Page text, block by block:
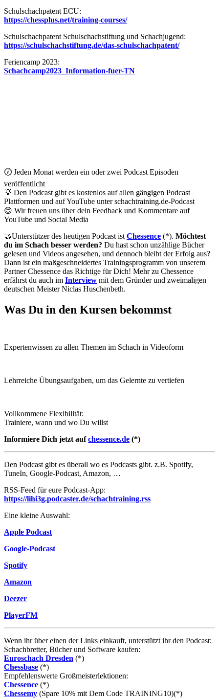
Schulschachpatent ECU:
https://chessplus.net/training-courses/
Schulschachpatent Schulschachstiftung und Schachjugend:
https://schulschachstiftung.de/das-schulschachpatent/
Feriencamp 2023:
Schachcamp2023_Information-fuer-TN
🕖 Jeden Monat werden ein oder zwei Podcast Episoden
veröffentlicht
💡 Den Podcast gibt es kostenlos auf allen gängigen Podcast
Plattformen und auf YouTube unter schachtraining.de-Podcast
😊 Wir freuen uns über dein Feedback und Kommentare auf
YouTube und Social Media
🤝Unterstützer des heutigen Podcast ist Chessence (*). Möchtest
du im Schach besser werden? Du hast schon unzählige Bücher
gelesen und Videos angesehen, und dennoch bleibt der Erfolg aus?
Dann ist ein maßgeschneidertes Trainingsprogramm von unserem
Partner Chessence das Richtige für Dich! Mehr zu Chessence
erfährst du auch im Interview mit dem Gründer und zweimaligen
deutschen Meister Niclas Huschenbeth.
Was Du in den Kursen bekommst
Expertenwissen zu allen Themen im Schach in Videoform
Lehrreiche Übungsaufgaben, um das Gelernte zu vertiefen
Vollkommene Flexibilität:
Trainiere, wann und wo Du willst
Informiere Dich jetzt aufchessence.de (*)
Den Podcast gibt es überall wo es Podcasts gibt. z.B. Spotify,
TuneIn, Google-Podcast, Amazon, …
RSS-Feed für eure Podcast-App:
https://lihi3g.podcaster.de/schachtraining.rss
Eine kleine Auswahl:
Apple Podcast
Google-Podcast
Spotify
Amazon
Deezer
PlayerFM
Wenn ihr über einen der Links einkauft, unterstützt ihr den Podcast:
Schachbretter, Bücher und Software kaufen:
Euroschach Dresden (*)
Chessbase (*)
Empfehlenswerte Großmeisterlektionen:
Chessence (*)
Chessemy (Spare 10% mit Dem Code TRAINING10)(*)